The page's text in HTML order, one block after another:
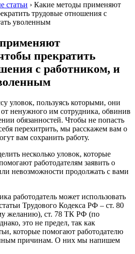
статьи › Какие методы применяют
трудовые отношения с
уволенным
прекратить
с работником, и
уловок, пользуясь которыми, они
от ненужного им сотрудника, обвинив
обязанностей. Чтобы не попасть
перехитрить, мы расскажем вам о
вам сохранить работу.
несколько уловок, которые
работодателям заявить о
невозможности продолжать с вами
работодатель может использовать
Трудового Кодекса РФ – ст. 80
желанию), ст. 78 ТК РФ (по
это не предел, так как
которые помогают работодателю
причинам. О них мы напишем